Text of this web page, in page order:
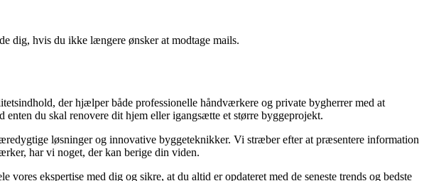
dig, hvis du ikke længere ønsker at modtage mails.
der hjælper både professionelle håndværkere og private bygherrer med at
du skal renovere dit hjem eller igangsætte et større byggeprojekt.
løsninger og innovative byggeteknikker. Vi stræber efter at præsentere information
har vi noget, der kan berige din viden.
ekspertise med dig og sikre, at du altid er opdateret med de seneste trends og bedste